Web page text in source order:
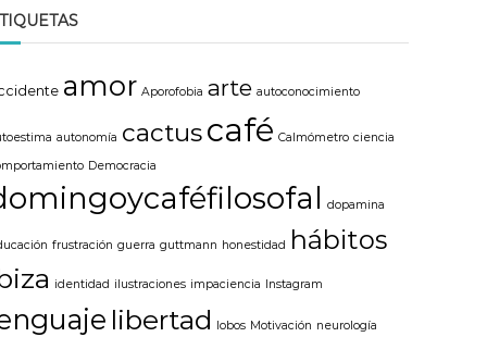
amor Aporofobia arte autoconocimiento
autonomía cactuscafé Calmómetro ciencia
Democracia
dopamina
frustración guerra guttmann honestidad hábitos
identidad ilustraciones impaciencia Instagram
libertad lobos Motivación neurología